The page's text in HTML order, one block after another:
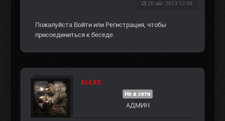
20 авг 2013 12:08
Пожалуйста Войти или Регистрация, чтобы
присоединиться к беседе.
ALEXS
Не в сети
АДМИН